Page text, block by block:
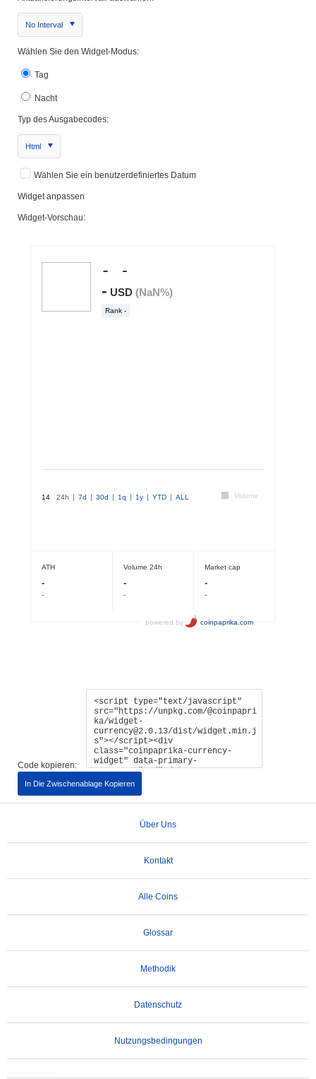
No Interval
Wählen Sie den Widget-Modus:
Tag
Nacht
Typ des Ausgabecodes:
Html
Wählen Sie ein benutzerdefiniertes Datum
Widget anpassen
Widget-Vorschau:
Code kopieren:
In Die Zwischenablage Kopieren
Über Uns
Kontakt
Alle Coins
Glossar
Methodik
Datenschutz
Nutzungsbedingungen